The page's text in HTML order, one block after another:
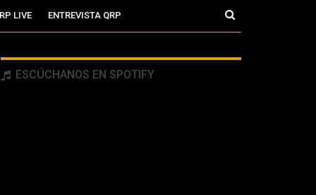
LIVE ENTREVISTA QRP
ESCÚCHANOS EN SPOTIFY